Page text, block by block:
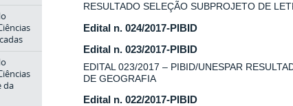
da
RESULTADO SELEÇÃO SUBPROJETO DE
Edital n. 024/2017-PIBID
Edital n. 023/2017-PIBID
EDITAL 023/2017 – PIBID/UNESPAR
DE GEOGRAFIA
Edital n. 022/2017-PIBID